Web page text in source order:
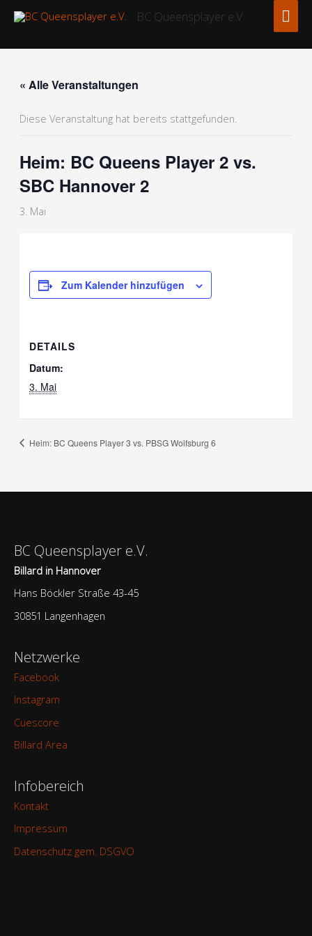
Zum
Inhalt
BC Queensplayer e.V.
« Alle Veranstaltungen
Diese Veranstaltung hat bereits stattgefunden.
Heim: BC Queens Player 2 vs.
SBC Hannover 2
3. Mai
Zum Kalender hinzufügen
DETAILS
Datum:
3. Mai
Heim: BC Queens Player 3 vs. PBSG Wolfsburg 6
BC Queensplayer e.V.
Billard in Hannover
Hans Böckler Straße 43-45
30851 Langenhagen
Netzwerke
Facebook
Instagram
Cuescore
Billard Area
Infobereich
Kontakt
Impressum
Datenschutz gem. DSGVO